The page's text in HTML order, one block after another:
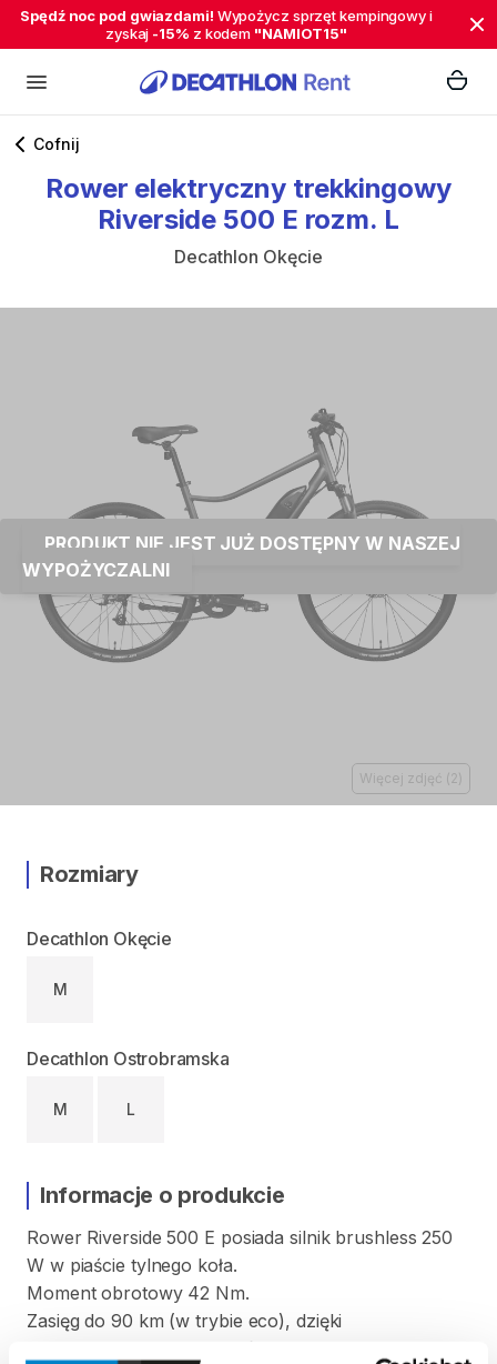
Spędź noc pod gwiazdami! Wypożycz sprzęt kempingowy i
zyskaj -15% z kodem "NAMIOT15"
Cofnij
Rower elektryczny trekkingowy
Riverside 500 E rozm. L
Decathlon Okęcie
PRODUKT NIE JEST JUŻ DOSTĘPNY W NASZEJ
WYPOŻYCZALNI
Więcej zdjęć (2 )
Rozmiary
Decathlon Okęcie
M
Decathlon Ostrobramska
M L
Informacje o produkcie
Rower Riverside 500 E posiada silnik brushless 250
W w piaście tylnego koła.
Moment obrotowy 42 Nm.
Zasięg do 90 km (w trybie eco)​,​ dzięki
pojemności